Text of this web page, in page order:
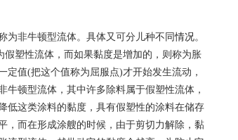
为非牛顿型流体。具体又可分儿种不同情况。
塑性流体，而如果黏度是增加的，则称为胀
值(把这个值称为屈服点)才开始发生流动，
顿型流体，其中许多除料属于假塑性流体，
低这类涂料的黏度，具有假塑性的涂料在储存
，而在形成涂艘的时候，由于剪切力解除，黏